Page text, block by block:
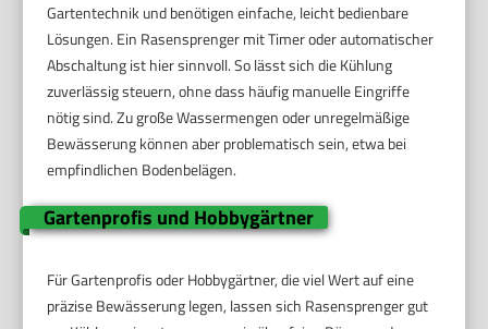
Gartentechnik und benötigen einfache, leicht bedienbare
Lösungen. Ein Rasensprenger mit Timer oder automatischer
Abschaltung ist hier sinnvoll. So lässt sich die Kühlung
zuverlässig steuern, ohne dass häufig manuelle Eingriffe
nötig sind. Zu große Wassermengen oder unregelmäßige
Bewässerung können aber problematisch sein, etwa bei
empfindlichen Bodenbelägen.
Gartenprofis und Hobbygärtner
Für Gartenprofis oder Hobbygärtner, die viel Wert auf eine
präzise Bewässerung legen, lassen sich Rasensprenger gut